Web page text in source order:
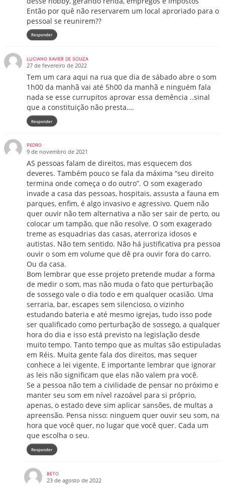
Então por quê não reservarem um local aproriado para o
pessoal se reunirem??
Responder
LUCIANO XAVIER DE SOUZA
27 de fevereiro de 2022
Tem um cara aqui na rua que dia de sábado abre o som
1h00 da manhã vai até 5h00 da manhã e ninguém fala
nada se esse currupitos aprovar essa demência ..sinal
que a constituição não presta….
Responder
PEDRO
9 de novembro de 2021
AS pessoas falam de direitos, mas esquecem dos
deveres. Também pouco se fala da máxima “seu direito
termina onde começa o do outro”. O som exagerado
invade a casa das pessoas, hospitais, assusta a fauna em
parques, enfim, é algo invasivo e agressivo. Quem não
quer ouvir não tem alternativa a não ser sair de perto, ou
colocar um tampão, que não resolve. O som exagerado
treme as esquadrias das casas, aterroriza idosos e
autistas. Não tem sentido. Não há justificativa pra pessoa
ouvir o som em volume que dê pra ouvir fora do carro.
Ou da casa.
Bom lembrar que esse projeto pretende mudar a forma
de medir o som, mas não muda o fato que perturbação
de sossego vale o dia todo e em qualquer ocasião. Uma
serraria, bar, escapes sem silencioso, o vizinho
estudando bateria e até mesmo igrejas, tudo isso pode
ser qualificado como perturbação de sossego, a qualquer
hora do dia e isso está previsto na legislação desde
muito tempo. Tanto tempo que as multas são estipuladas
em Réis. Muita gente fala dos direitos, mas sequer
conhece a lei vigente. E importante lembrar que ignorar
as leis não significam que elas não valem pra você.
Se a pessoa não tem a civilidade de pensar no próximo e
manter seu som em nível razoável para si próprio,
apenas, o estado deve sim aplicar sansões, de multas a
apreensão. Pensa nisso: ninguem quer ouvir seu som, na
hora que você quer, no lugar que você quer. Cada um
que escolha o seu.
Responder
BETO
23 de agosto de 2022